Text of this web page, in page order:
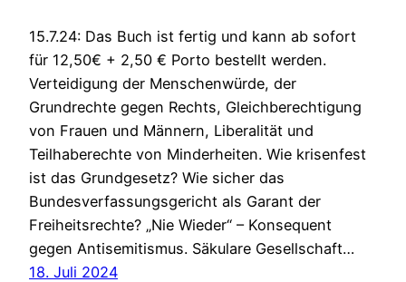
15.7.24: Das Buch ist fertig und kann ab sofort
für 12,50€ + 2,50 € Porto bestellt werden.
Verteidigung der Menschenwürde, der
Grundrechte gegen Rechts, Gleichberechtigung
von Frauen und Männern, Liberalität und
Teilhaberechte von Minderheiten. Wie krisenfest
ist das Grundgesetz? Wie sicher das
Bundesverfassungsgericht als Garant der
Freiheitsrechte? „Nie Wieder“ – Konsequent
gegen Antisemitismus. Säkulare Gesellschaft…
18. Juli 2024